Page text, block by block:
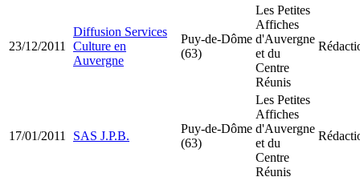
23/12/2011
Diffusion Services
Culture en
Auvergne
Puy-de-Dôme
(63)
Les Petites
Affiches
d'Auvergne
et du
Centre
Réunis
17/01/2011 SAS J.P.B.
Puy-de-Dôme
(63)
Les Petites
Affiches
d'Auvergne
et du
Centre
Réunis